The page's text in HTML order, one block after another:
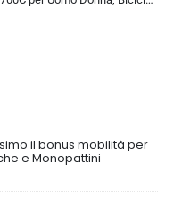
il bonus mobilità per
e Monopattini